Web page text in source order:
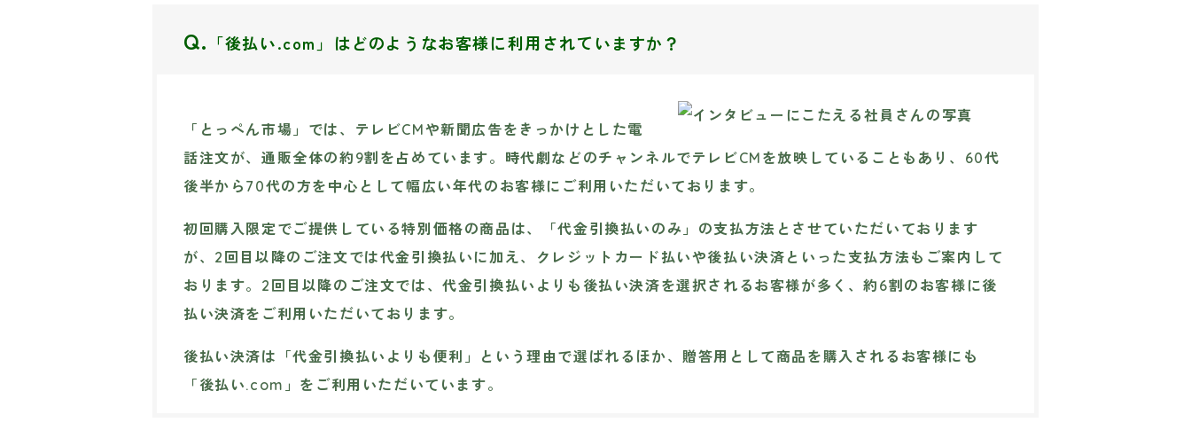
Q. 「後払い.com」はどのようなお客様に利用されていますか？
「とっぺん市場」では、テレビCMや新聞広告をきっかけとした電
話注文が、通販全体の約9割を占めています。時代劇などのチャンネルでテレビCMを放映していることもあり、60代
後半から70代の方を中心として幅広い年代のお客様にご利用いただいております。
初回購入限定でご提供している特別価格の商品は、「代金引換払いのみ」の支払方法とさせていただいております
が、2回目以降のご注文では代金引換払いに加え、クレジットカード払いや後払い決済といった支払方法もご案内して
おります。2回目以降のご注文では、代金引換払いよりも後払い決済を選択されるお客様が多く、約6割のお客様に後
払い決済をご利用いただいております。
後払い決済は「代金引換払いよりも便利」という理由で選ばれるほか、贈答用として商品を購入されるお客様にも
「後払い.com」をご利用いただいています。